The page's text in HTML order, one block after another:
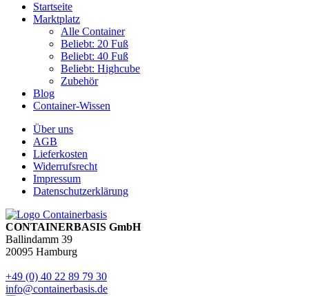
Startseite
Marktplatz
Alle Container
Beliebt: 20 Fuß
Beliebt: 40 Fuß
Beliebt: Highcube
Zubehör
Blog
Container-Wissen
Über uns
AGB
Lieferkosten
Widerrufsrecht
Impressum
Datenschutzerklärung
CONTAINERBASIS GmbH
Ballindamm 39
20095 Hamburg
+49 (0) 40 22 89 79 30
info@containerbasis.de